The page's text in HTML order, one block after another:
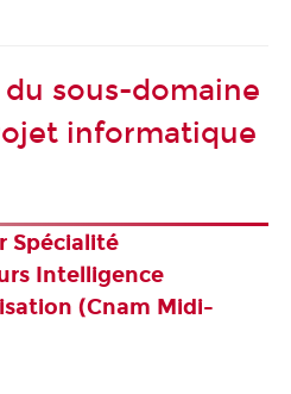
sous-domaine
informatique
Spécialité
Intelligence
(Cnam Midi-